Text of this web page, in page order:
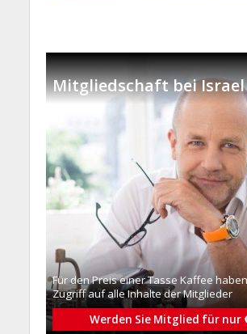
Mitgliedschaft bei
Für den Preis einer Tasse Kaffee
Zugriff auf alle Inhalte der Mitglieder
Werden Sie Mitglied für nur